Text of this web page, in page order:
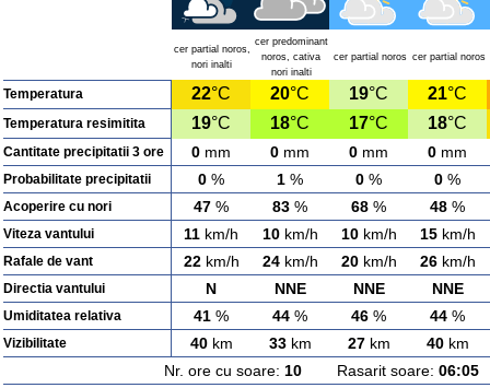
cer partial noros,
nori inalti
cer predominant
noros, cativa
nori inalti
cer partial noros cer partial noros
Temperatura 22°C 20°C 19°C 21°C
Temperatura resimitita 19°C 18°C 17°C 18°C
Cantitate precipitatii 3 ore 0 mm 0 mm 0 mm 0 mm
Probabilitate precipitatii 0 % 1 % 0 % 0 %
Acoperire cu nori 47 % 83 % 68 % 48 %
Viteza vantului 11 km/h 10km/h 10km/h 15km/h
Rafale de vant 22km/h 24km/h 20km/h 26km/h
Directia vantului N NNE NNE NNE
Umiditatea relativa 41 % 44 % 46 % 44 %
Vizibilitate 40km 33km 27km 40km
Nr. ore cu soare: 10Rasarit soare: 06:05